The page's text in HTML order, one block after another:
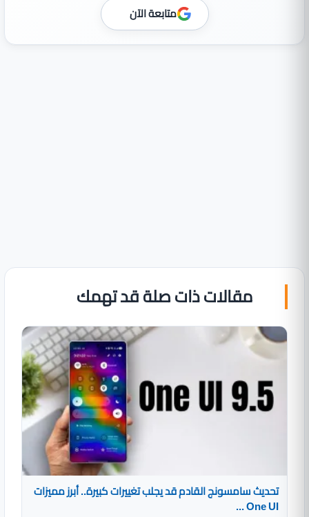
متابعة الآن
مقالات ذات صلة قد تهمك
تحديث سامسونج القادم قد يجلب تغييرات كبيرة.. أبرز مميزات
One UI ...